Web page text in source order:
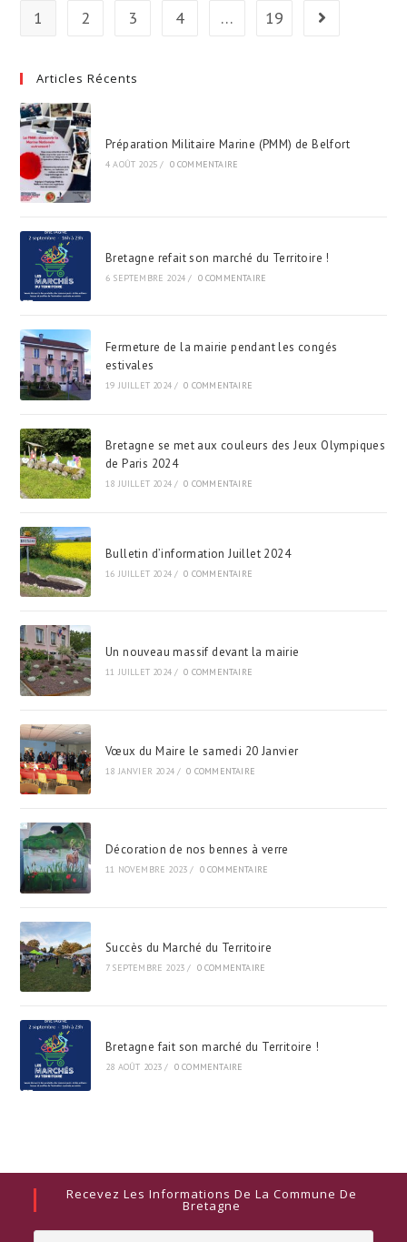
Olympiques
1 2 3 4 … 19 Aller à la page
Articles Récents
Préparation Militaire Marine (PMM) de Belfort
4 AOÛT 2025 / 0 COMMENTAIRE
Bretagne refait son marché du Territoire !
6 SEPTEMBRE 2024 / 0 COMMENTAIRE
Fermeture de la mairie pendant les congés
estivales
19 JUILLET 2024 / 0 COMMENTAIRE
Bretagne se met aux couleurs des Jeux Olympiques
de Paris 2024
18 JUILLET 2024 / 0 COMMENTAIRE
Bulletin d’information Juillet 2024
16 JUILLET 2024 / 0 COMMENTAIRE
Un nouveau massif devant la mairie
11 JUILLET 2024 / 0 COMMENTAIRE
Vœux du Maire le samedi 20 Janvier
18 JANVIER 2024 / 0 COMMENTAIRE
Décoration de nos bennes à verre
11 NOVEMBRE 2023 / 0 COMMENTAIRE
Succès du Marché du Territoire
7 SEPTEMBRE 2023 / 0 COMMENTAIRE
Bretagne fait son marché du Territoire !
28 AOÛT 2023 / 0 COMMENTAIRE
Recevez Les Informations De La Commune De
Bretagne